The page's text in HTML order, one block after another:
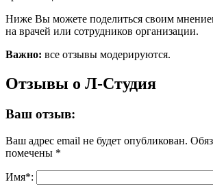
Ниже Вы можете поделиться своим
на врачей или сотрудников организации.
Важно: все отзывы модерируются.
Отзывы о Л-Студия
Ваш отзыв:
Ваш адрес email не будет опубликован.
помечены *
Имя*: